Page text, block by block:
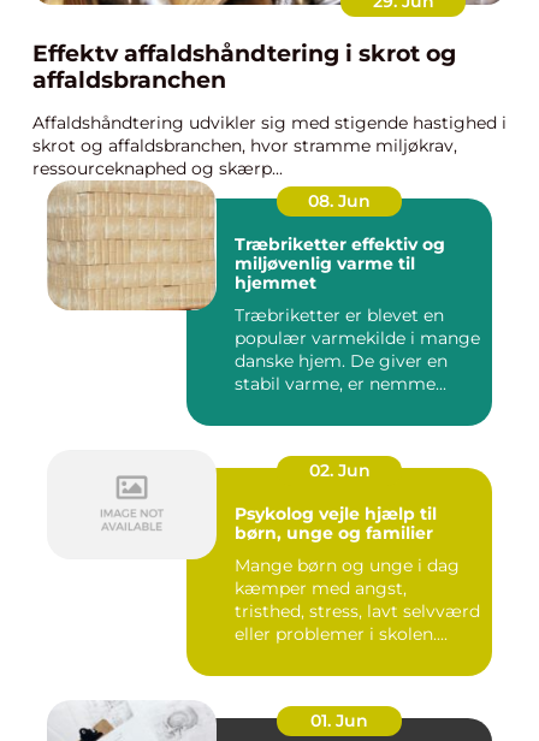
Effektv affaldshåndtering i skrot og
affaldsbranchen
Affaldshåndtering udvikler sig med stigende hastighed i
skrot og affaldsbranchen, hvor stramme miljøkrav,
ressourceknaphed og skærp...
08. Jun
Træbriketter effektiv og
miljøvenlig varme til
hjemmet
Træbriketter er blevet en
populær varmekilde i mange
danske hjem. De giver en
stabil varme, er nemme...
02. Jun
Psykolog vejle hjælp til
børn, unge og familier
Mange børn og unge i dag
kæmper med angst,
tristhed, stress, lavt selvværd
eller problemer i skolen....
01. Jun